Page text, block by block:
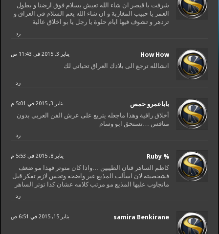
شرفت يا قيصر ان شاء الله تعيش بسلام فوق ارضنا و بطول
العمر يا حبيب المغاربة و ان شاء الله يعم السلام في العراق و
تزدهر و تشوف فيها ايام حلوة يا رجل يا بو اخلاق عالية
رد
How How يناير 3, 2015 في 11:43 ص
انشالله ترجع الى بلادك العراق تحياتي لك
رد
باباعمرو حمص يناير 3, 2015 في 5:01 م
أخلاق راقية وهذا ماجعله يتربع على عرش الفن العربي بدون
منافس …تستحق ابو وسام
رد
% Ruby يناير 8, 2015 في 5:53 م
كاظم الساهر فنان الطيبين …واذا كان متوتر فهذا مو ضعف
فشخصيته لان اسألت المذيع غير واضحه وتحس لازم تفكر قبل
ماتجاوب عليها المذيع مو مرتب كلامه عشان كذا توتر الساهر
رد
samira Benkirane يناير 15, 2015 في 6:51 ص